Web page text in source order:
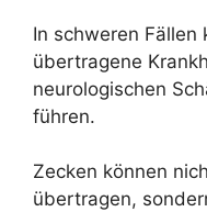
In schweren Fällen
übertragene
neurologischen
führen.
Zecken können
übertragen,